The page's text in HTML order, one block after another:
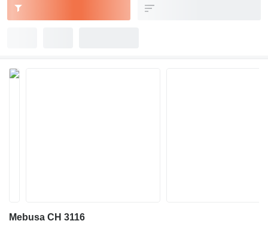
Mebusa CH 3116